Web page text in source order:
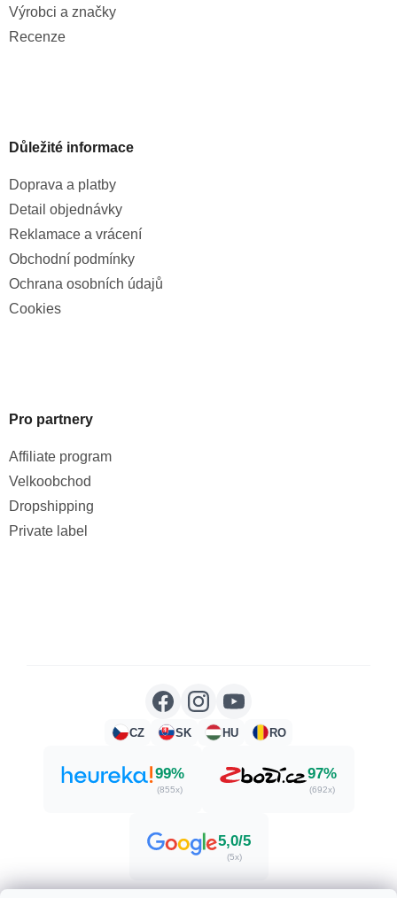
Výrobci a značky
Recenze
Důležité informace
Doprava a platby
Detail objednávky
Reklamace a vrácení
Obchodní podmínky
Ochrana osobních údajů
Cookies
Pro partnery
Affiliate program
Velkoobchod
Dropshipping
Private label
CZ SK HU RO
99%
(855x)
97%
(692x)
5,0/5
(5x)